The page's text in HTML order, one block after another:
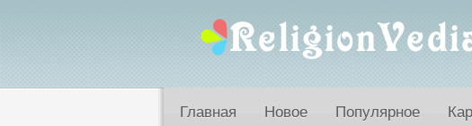
Главная Новое Популярное